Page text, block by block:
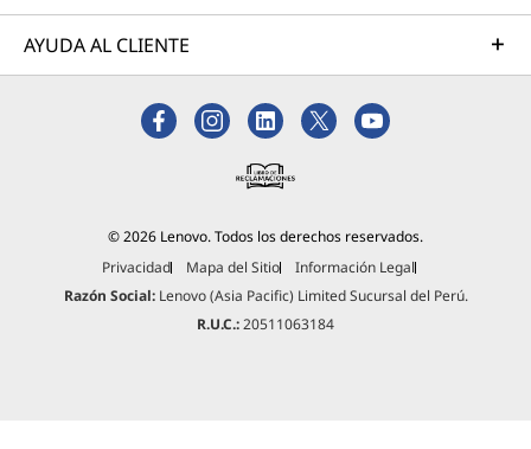
AYUDA AL CLIENTE
© 2026 Lenovo. Todos los derechos reservados.
Privacidad
Mapa del Sitio
Información Legal
Razón Social:Lenovo (Asia Pacific) Limited Sucursal del Perú.
R.U.C.:20511063184